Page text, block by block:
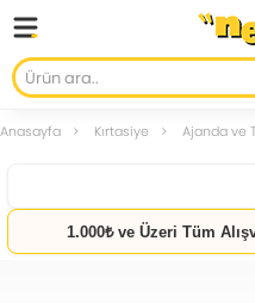
Anasayfa Kırtasiye Ajanda ve
1.000₺ ve Üzeri Tüm